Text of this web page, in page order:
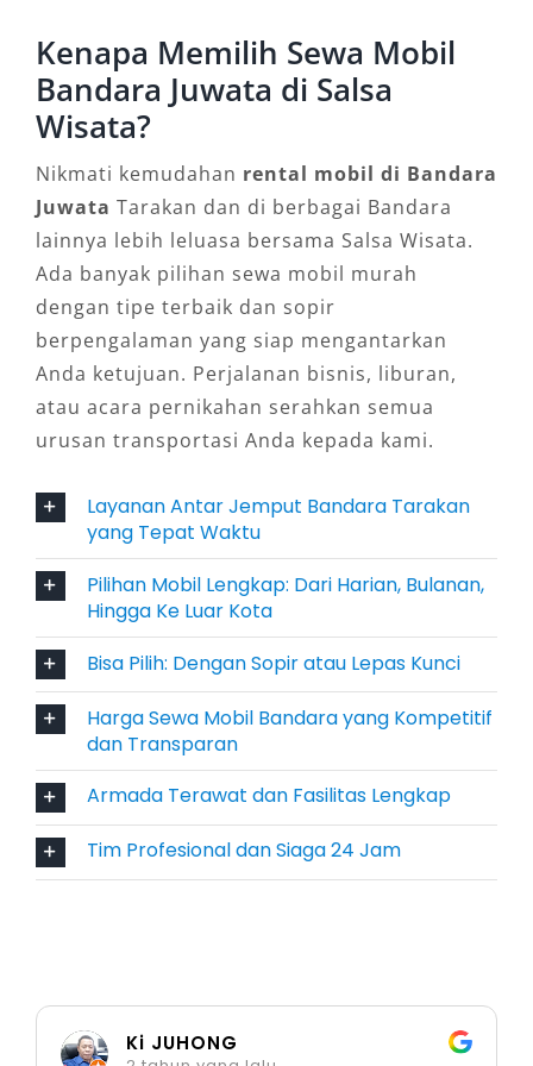
perjalanan aman dan menyenangkan, baik di
dalam kota maupun ke luar kota.
5. Toyota Avanza
Sebagai salah satu mobil terfavorit di
Indonesia, Toyota Avanza menawarkan
kepraktisan dan efisiensi tinggi. Ideal untuk
rental mobil harian, kegiatan pribadi, atau
perjalanan bisnis singkat di Tarakan. Unit ini
cocok bagi Anda yang mencari harga sewa
mobil terjangkau, dengan pilihan lepas kunci
maupun dengan sopir sesuai kebutuhan.
Bagi Anda yang menginginkan kendaraan
tangguh dan berkelas, Toyota Fortuner
menghadirkan performa luar biasa dengan
kenyamanan tinggi. Cocok untuk perjalanan ke
area luar kota atau medan berat. Dilengkapi
fitur keselamatan modern dan interior
berkelas, menjadikan Fortuner pilihan populer
untuk rental mobil di Bandara Tarakan bagi
eksekutif maupun wisatawan premium.
7. Mitsubishi Pajero
kenyamanan optimal, bahkan di jalan
menantang. Ideal untuk perjalanan keluarga
Kenapa Memilih Sewa Mobil
Bandara Juwata di Salsa
Wisata?
Nikmati kemudahan rental mobil di Bandara
Juwata Tarakan dan di berbagai Bandara
lainnya lebih leluasa bersama Salsa Wisata.
Ada banyak pilihan sewa mobil murah
dengan tipe terbaik dan sopir
berpengalaman yang siap mengantarkan
Anda ketujuan. Perjalanan bisnis, liburan,
atau acara pernikahan serahkan semua
urusan transportasi Anda kepada kami.
Layanan Antar Jemput Bandara Tarakan
yang Tepat Waktu
Pilihan Mobil Lengkap: Dari Harian, Bulanan,
Hingga Ke Luar Kota
Bisa Pilih: Dengan Sopir atau Lepas Kunci
Harga Sewa Mobil Bandara yang Kompetitif
dan Transparan
Armada Terawat dan Fasilitas Lengkap
Tim Profesional dan Siaga 24 Jam
Ki JUHONG